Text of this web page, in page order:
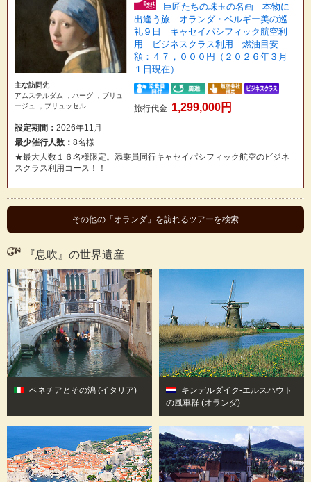
主な訪問先
アムステルダム ，ハーグ ，ブリュ
ージュ ，ブリュッセル
巨匠たちの珠玉の名画 本物に
出逢う旅 オランダ・ベルギー美の巡
礼９日 キャセイパシフィック航空利
用 ビジネスクラス利用 燃油目安
額：４７，０００円（２０２６年３月
１日現在）
旅行代金 1,299,000円
設定期間： 2026年11月
最少催行人数： 8名様
★最大人数１６名様限定。添乗員同行キャセイパシフィック航空のビジネ
スクラス利用コース！！
その他の「オランダ」を訪れるツアーを検索
『息吹』の世界遺産
ベネチアとその潟 (イタリア)
キンデルダイク‐エルスハウト
の風車群 (オランダ)